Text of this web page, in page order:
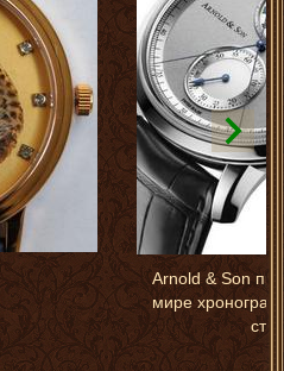
Arnold & Son
мире